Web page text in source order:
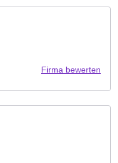
Firma bewerten